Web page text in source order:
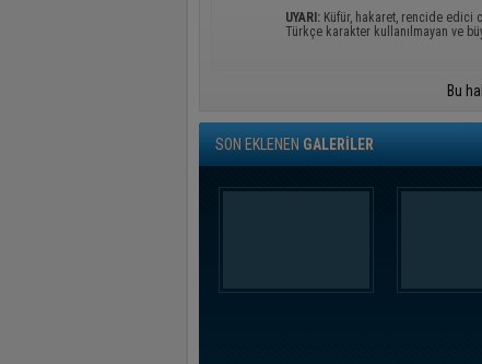
UYARI: Küfür, hakaret, rencide edici
Türkçe karakter kullanılmayan ve
Bu
SON EKLENEN GALERİLER